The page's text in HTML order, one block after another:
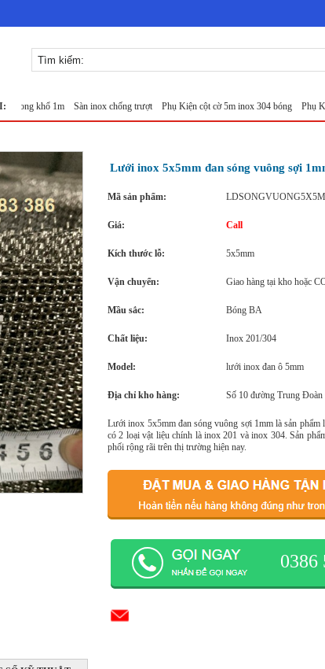
khổ 1m Sàn inox chống trượt Phụ Kiện cột cờ 5m inox 304 bóng Phụ Kiện cột
Lưới inox 5x5mm đan sóng vuông sợi
Mã sản phẩm:
Giá: Call
Kích thước lỗ: 5x5mm
Vận chuyển: Giao hàng tại kho hoặc
Mầu sắc: Bóng BA
Chất liệu: Inox 201/304
Model: lưới inox đan ô 5mm
Địa chỉ kho hàng: Số 10 đường Trung
Lưới inox 5x5mm đan sóng vuông sợi 1mm là sản
có 2 loại vật liệu chính là inox 201 và inox 304. Sản
phối rộng rãi trên thị trường hiện nay.
0386